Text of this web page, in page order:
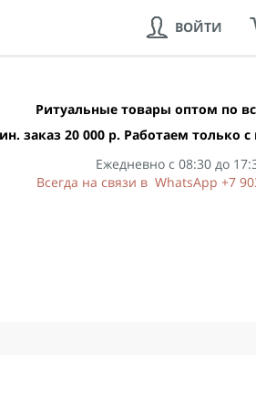
ВОЙТИ
Ритуальные товары оптом по
заказ 20 000 р. Работаем только
Ежедневно с 08:30 до
Всегда на связи в WhatsApp +7